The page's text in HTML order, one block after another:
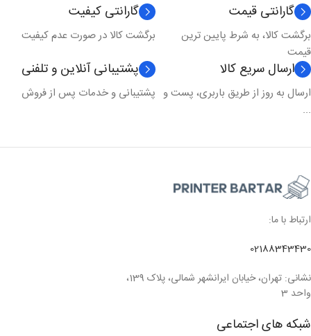
گارانتی قیمت
برگشت کالا، به شرط پایین ترین
قیمت
گارانتی کیفیت
برگشت کالا در صورت عدم کیفیت
ارسال سریع کالا
ارسال به روز از طریق باربری، پست و
...
پشتیبانی آنلاین و تلفنی
پشتیبانی و خدمات پس از فروش
ارتباط با ما:
02188343430
نشانی: تهران، خیابان ایرانشهر شمالی، پلاک 139،
واحد 3
شبکه های اجتماعی